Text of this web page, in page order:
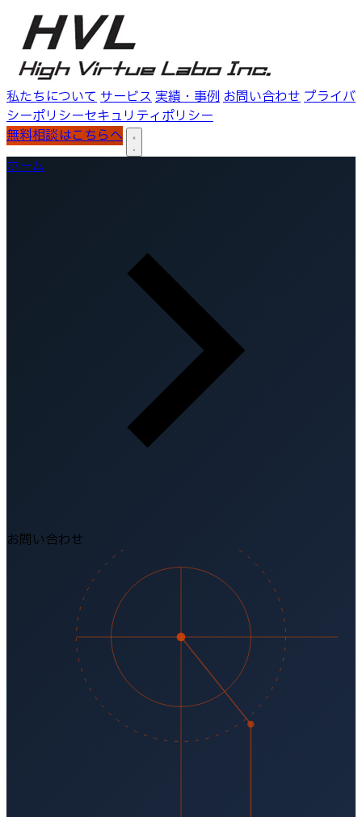
私たちについてサービス実績・事例お問い合わせプライバ
シーポリシーセキュリティポリシー
無料相談はこちらへ
ホーム
お問い合わせ